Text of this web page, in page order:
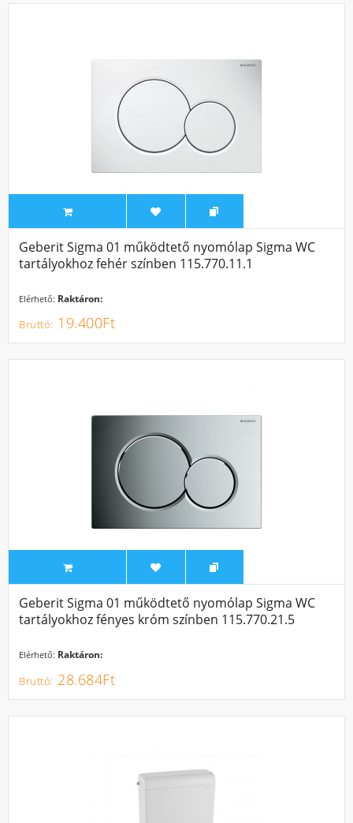
Geberit Sigma 01 működtető nyomólap Sigma WC
tartályokhoz fehér színben 115.770.11.1
Elérhető: Raktáron:
19.400Ft
Geberit Sigma 01 működtető nyomólap Sigma WC
tartályokhoz fényes króm színben 115.770.21.5
Elérhető: Raktáron:
28.684Ft